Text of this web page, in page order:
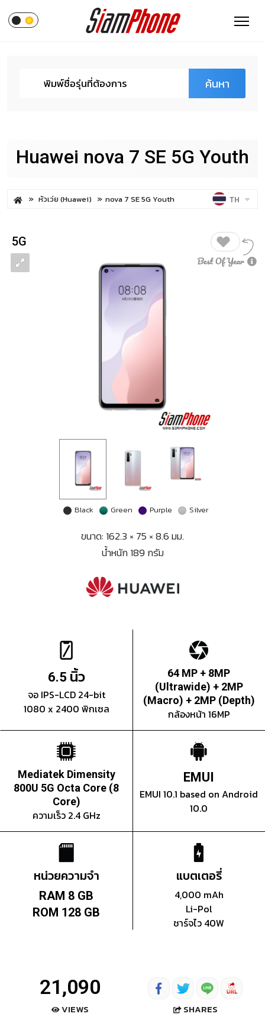
ค้นหา
Huawei nova 7 SE 5G Youth
หัวเว่ย (Huawei) nova 7 SE 5G Youth TH
5G
Black Green Purple Silver
ขนาด: 162.3 × 75 × 8.6 มม.
น้ำหนัก 189 กรัม
6.5 นิ้ว
จอ IPS-LCD 24-bit
1080 x 2400 พิกเซล
64 MP + 8MP
(Ultrawide) + 2MP
(Macro) + 2MP (Depth)
กล้องหน้า 16MP
Mediatek Dimensity
800U 5G Octa Core (8
Core)
ความเร็ว 2.4 GHz
EMUI
EMUI 10.1 based on Android
10.0
หน่วยความจำ
RAM 8 GB
ROM 128 GB
แบตเตอรี่
4,000 mAh
Li-Pol
ชาร์จไว 40W
21,090
VIEWS SHARES